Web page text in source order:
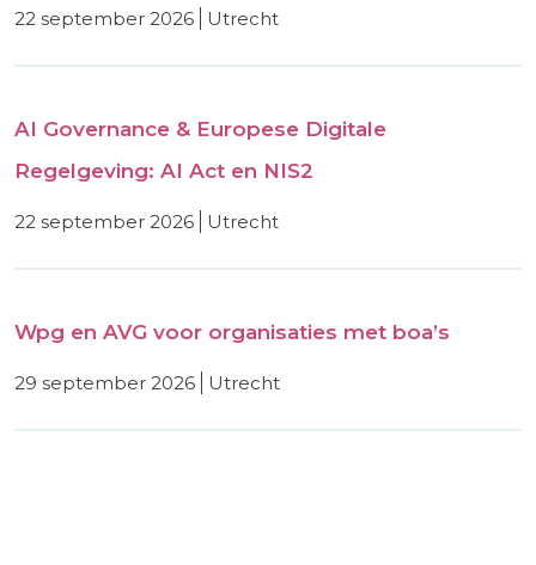
22 september 2026 utrecht
AI Governance & Europese Digitale
Regelgeving: AI Act en NIS2
22 september 2026 utrecht
Wpg en AVG voor organisaties met boa’s
29 september 2026 utrecht